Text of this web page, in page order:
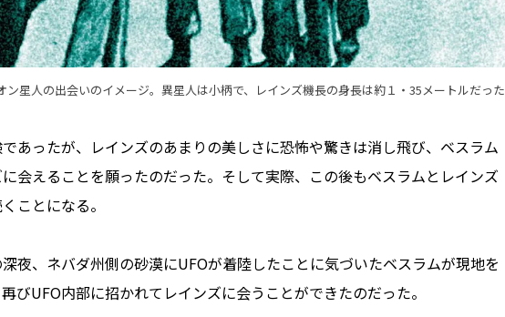
ン星人の出会いのイメージ。異星人は小柄で、レインズ機長の身長は約１・35メートルだった
あったが、レインズのあまりの美しさに恐怖や驚きは消し飛び、ベスラム
会えることを願ったのだった。そして実際、この後もベスラムとレインズ
ことになる。
夜、ネバダ州側の砂漠にUFOが着陸したことに気づいたベスラムが現地を
びUFO内部に招かれてレインズに会うことができたのだった。